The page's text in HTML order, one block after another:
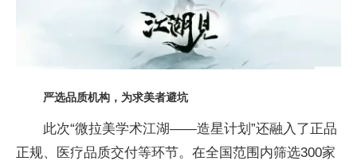
严选品质机构，为求美者避坑
此次“微拉美学术江湖——造星计划”还融入了正品
正规、医疗品质交付等环节。在全国范围内筛选300家